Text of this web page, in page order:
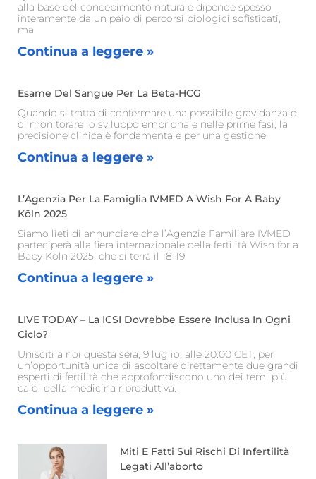
alla base del concepimento naturale dipende spesso
interamente da un paio di percorsi biologici sofisticati,
ma
Continua a leggere »
Esame Del Sangue Per La Beta-HCG
Quando si tratta di confermare una possibile gravidanza o
di monitorare lo sviluppo embrionale nelle prime fasi, la
precisione clinica è fondamentale per una gestione
Continua a leggere »
L’Agenzia Per La Famiglia IVMED A Wish For A Baby
Köln 2025
Siamo lieti di annunciare che l’Agenzia Familiare IVMED
parteciperà alla fiera internazionale della fertilità Wish for a
Baby Köln 2025, che si terrà il 18-19
Continua a leggere »
LIVE TODAY – La ICSI Dovrebbe Essere Inclusa In Ogni
Ciclo?
Unisciti a noi questa sera, 9 luglio, alle 20:00 CET, per
un’opportunità unica di ascoltare direttamente due grandi
esperti di fertilità che approfondiscono uno dei temi più
caldi della medicina riproduttiva.
Continua a leggere »
Miti E Fatti Sui Rischi Di Infertilità
Legati All’aborto